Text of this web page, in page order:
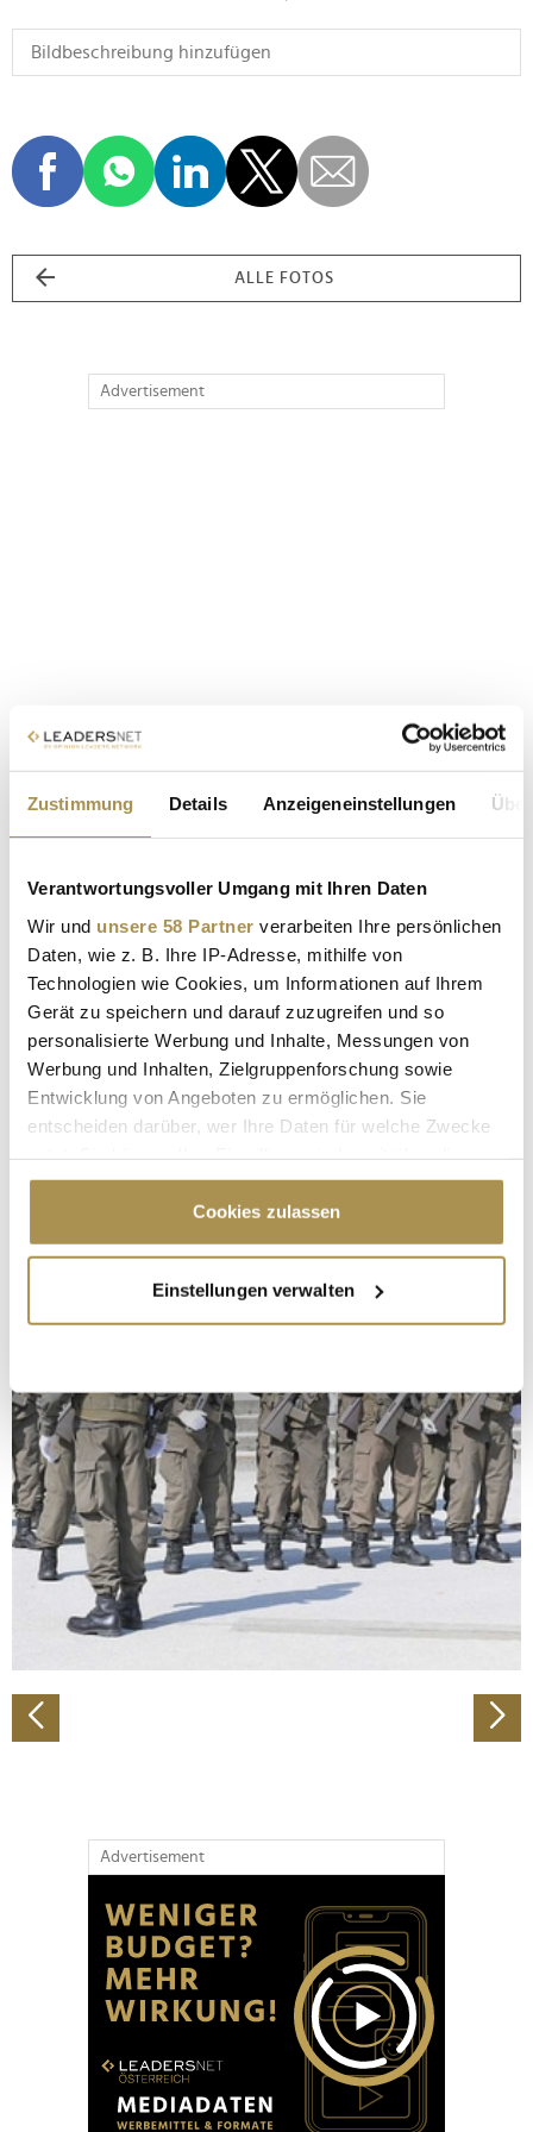
Zustimmung Details Anzeigeneinstellungen
Verantwortungsvoller Umgang mit Ihren Daten
Wir und unsere 58 Partner verarbeiten Ihre persönlichen
Daten, wie z. B. Ihre IP-Adresse, mithilfe von
Technologien wie Cookies, um Informationen auf Ihrem
Gerät zu speichern und darauf zuzugreifen und so
personalisierte Werbung und Inhalte, Messungen von
Werbung und Inhalten, Zielgruppenforschung sowie
Entwicklung von Angeboten zu ermöglichen. Sie
entscheiden darüber, wer Ihre Daten für welche Zwecke
Cookie-Erklärung oder durch Klicken auf das Privacy
Trigger Symbol ändern oder widerrufen
Informationen über Ihre geografische Lage
erfassen, welche bis auf einige Meter genau sein
bestimmten Merkmalen (Fingerprinting) identifizieren
Erfahren Sie mehr darüber, wie Ihre persönlichen Daten
verarbeitet werden, und legen Sie Ihre Präferenzen im
Abschnitt Einzelheiten fest.
Wir verwenden Cookies, um Inhalte und Anzeigen zu
personalisieren, Funktionen für soziale Medien anbieten
zu können und die Zugriffe auf unsere Website zu
Verwendung unserer Website an unsere Partner für
soziale Medien, Werbung und Analysen weiter. Unsere
Partner führen diese Informationen möglicherweise mit
Cookies zulassen
Einstellungen verwalten
ALLE FOTOS
Advertisement
Advertisement